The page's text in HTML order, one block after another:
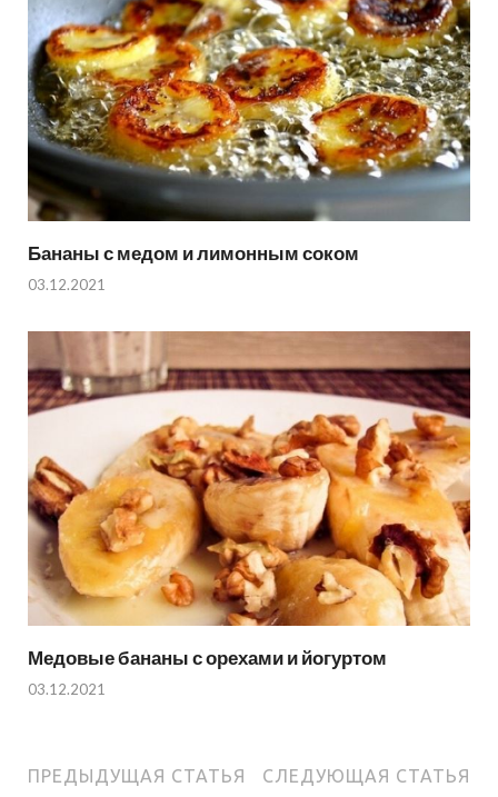
Бананы с медом и лимонным соком
03.12.2021
Медовые бананы с орехами и йогуртом
03.12.2021
ПРЕДЫДУЩАЯ СТАТЬЯ СЛЕДУЮЩАЯ СТАТЬЯ